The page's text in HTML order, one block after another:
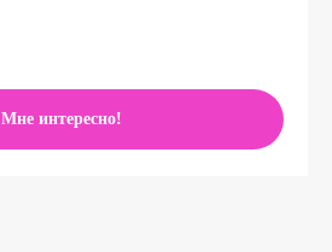
Мне интересно!